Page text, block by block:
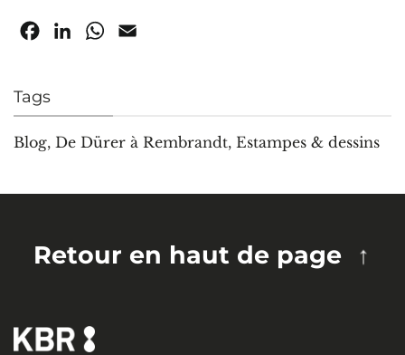
FacebookLinkedInWhatsApp
Tags
Blog, De Dürer à Rembrandt, Estampes & dessins
Retour en haut de page